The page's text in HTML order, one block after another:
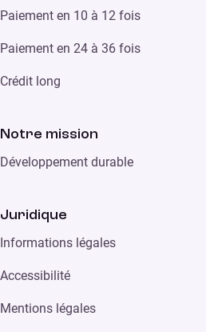
Paiement en 10 à 12 fois
Paiement en 24 à 36 fois
Crédit long
Notre mission
Développement durable
Juridique
Informations légales
Accessibilité
Mentions légales